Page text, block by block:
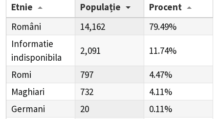
Etnie Populație
Procent
Români
14,162
79.49%
Informatie
indisponibila
2,091 11.74%
Romi 797
4.47%
Maghiari
732
4.11%
Germani
20
0.11%